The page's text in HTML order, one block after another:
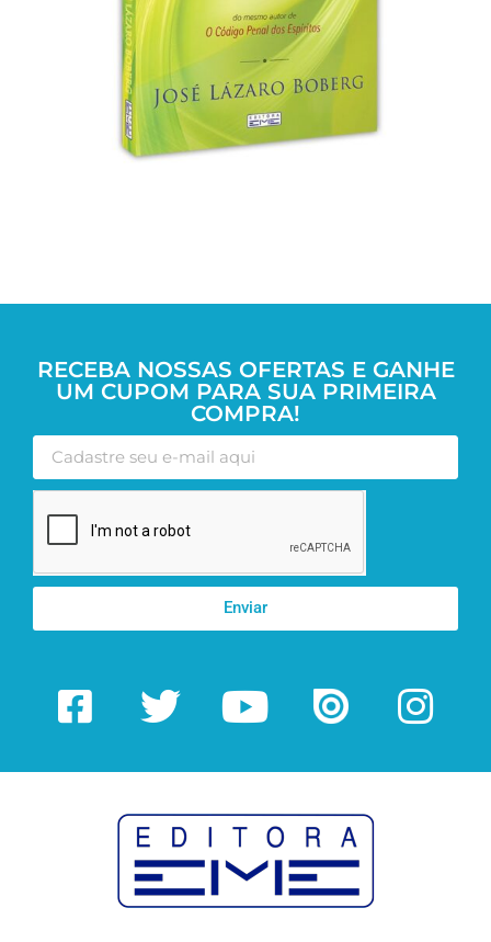
RECEBA NOSSAS OFERTAS E GANHE
UM CUPOM PARA SUA PRIMEIRA
COMPRA!
Enviar